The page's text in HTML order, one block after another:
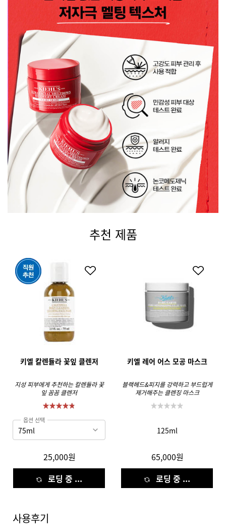
추천 제품
키엘 칼렌듈라 꽃잎 클렌저
지성 피부에게 추천하는 칼렌듈라 꽃
잎 꼼꼼 클렌저
옵션 선택
25,000원
로딩 중 ...
키엘 레어 어스 모공 마스크
블랙헤드&피지를 강력하고 부드럽게
제거해주는 클렌징 마스크
125ml
65,000원
로딩 중 ...
사용후기